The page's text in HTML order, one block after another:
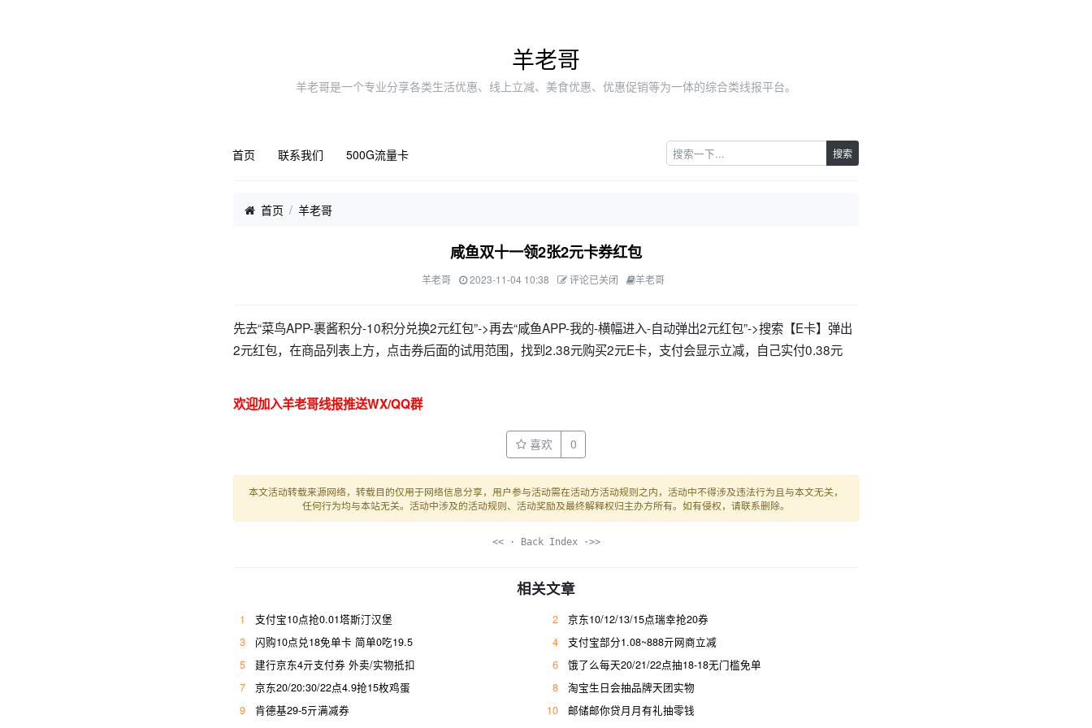
羊老哥
羊老哥是一个专业分享各类生活优惠、线上立减、美食优惠、优惠促销等为一体的综合类线报平台。
首页 联系我们 500G流量卡 搜索
首页 羊老哥
咸鱼双十一领2张2元卡券红包
羊老哥 2023-11-04 10:38 评论已关闭 羊老哥
先去“菜鸟APP-裹酱积分-10积分兑换2元红包”->再去“咸鱼APP-我的-横幅进入-自动弹出2元红包”->搜索【E卡】弹出
2元红包，在商品列表上方，点击券后面的试用范围，找到2.38元购买2元E卡，支付会显示立减，自己实付0.38元
欢迎加入羊老哥线报推送WX/QQ群
喜欢 0
本文活动转载来源网络，转载目的仅用于网络信息分享，用户参与活动需在活动方活动规则之内，活动中不得涉及违法行为且与本文无关，
任何行为均与本站无关。活动中涉及的活动规则、活动奖励及最终解释权归主办方所有。如有侵权，请联系删除。
<< · Back Index ·>>
相关文章
1 支付宝10点抢0.01塔斯汀汉堡 2
京东10/12/13/15点瑞幸抢20券
3
闪购10点兑18免单卡 简单0吃19.5 4
支付宝部分1.08~888亓网商立减
5
建行京东4亓支付券 外卖/实物抵扣 6
饿了么每天20/21/22点抽18-18无门槛免单
7
京东20/20:30/22点4.9抢15枚鸡蛋 8
淘宝生日会抽品牌天团实物
9
肯德基29-5亓满减券 10 邮储邮你贷月月有礼抽零钱